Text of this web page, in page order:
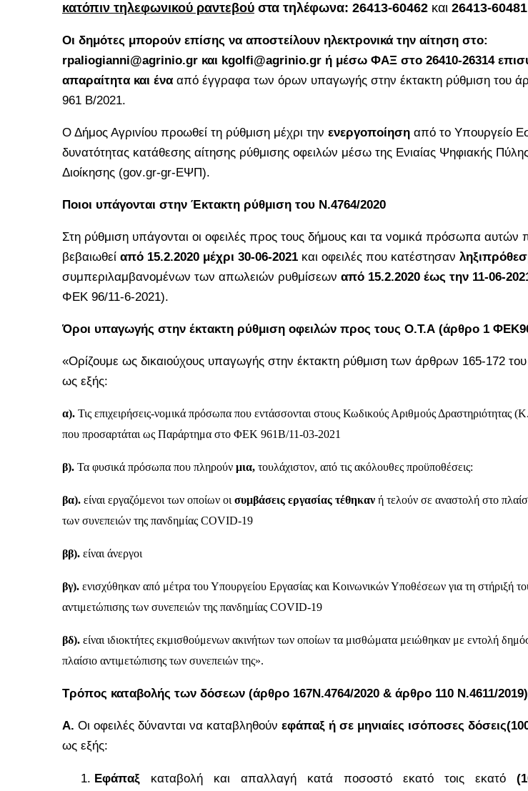
κατόπιν τηλεφωνικού ραντεβού στα τηλέφωνα: 26413-60462 και 26413-60481
Οι δημότες μπορούν επίσης να αποστείλουν ηλεκτρονικά την αίτηση στο:
rpaliogianni@agrinio.gr και kgolfi@agrinio.gr ή μέσω ΦΑΞ στο 26410-26314
απαραίτητα και ένα από έγγραφα των όρων υπαγωγής στην έκτακτη ρύθμιση του
961 Β/2021.
Ο Δήμος Αγρινίου προωθεί τη ρύθμιση μέχρι την ενεργοποίηση από το Υπουργείο
δυνατότητας κατάθεσης αίτησης ρύθμισης οφειλών μέσω της Ενιαίας Ψηφιακής
Διοίκησης (gov.gr-gr-ΕΨΠ).
Ποιοι υπάγονται στην Έκτακτη ρύθμιση του Ν.4764/2020
Στη ρύθμιση υπάγονται οι οφειλές προς τους δήμους και τα νομικά πρόσωπα αυτών
βεβαιωθεί από 15.2.2020 μέχρι 30-06-2021 και οφειλές που κατέστησαν
συμπεριλαμβανομένων των απωλειών ρυθμίσεων από 15.2.2020 έως την 11-06-
ΦΕΚ 96/11-6-2021).
Όροι υπαγωγής στην έκτακτη ρύθμιση οφειλών προς τους Ο.Τ.Α (άρθρο 1
«Ορίζουμε ως δικαιούχους υπαγωγής στην έκτακτη ρύθμιση των άρθρων 165-172
ως εξής:
α). Τις επιχειρήσεις-νομικά πρόσωπα που εντάσσονται στους Κωδικούς Αριθμούς Δραστηριότητας
που προσαρτάται ως Παράρτημα στο ΦΕΚ 961Β/11-03-2021
β). Τα φυσικά πρόσωπα που πληρούν μια, τουλάχιστον, από τις ακόλουθες προϋποθέσεις:
βα). είναι εργαζόμενοι των οποίων οι συμβάσεις εργασίας τέθηκαν ή τελούν σε αναστολή στο
των συνεπειών της πανδημίας COVID-19
ββ). είναι άνεργοι
βγ). ενισχύθηκαν από μέτρα του Υπουργείου Εργασίας και Κοινωνικών Υποθέσεων για τη στήριξή
αντιμετώπισης των συνεπειών της πανδημίας COVID-19
βδ). είναι ιδιοκτήτες εκμισθούμενων ακινήτων των οποίων τα μισθώματα μειώθηκαν με εντολή
πλαίσιο αντιμετώπισης των συνεπειών της».
Τρόπος καταβολής των δόσεων (άρθρο 167Ν.4764/2020 & άρθρο 110 Ν.4611/2019)
Α. Οι οφειλές δύνανται να καταβληθούν εφάπαξ ή σε μηνιαίες ισόποσες
ως εξής:
Εφάπαξ καταβολή και απαλλαγή κατά ποσοστό εκατό τοις εκατό